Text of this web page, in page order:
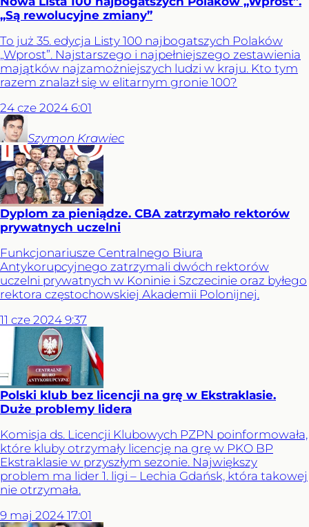
„Są rewolucyjne zmiany”
To już 35. edycja Listy 100 najbogatszych Polaków
„Wprost”. Najstarszego i najpełniejszego zestawienia
majątków najzamożniejszych ludzi w kraju. Kto tym
razem znalazł się w elitarnym gronie 100?
24 cze 2024 6:01
Szymon Krawiec
Dyplom za pieniądze. CBA zatrzymało rektorów
prywatnych uczelni
Funkcjonariusze Centralnego Biura
Antykorupcyjnego zatrzymali dwóch rektorów
uczelni prywatnych w Koninie i Szczecinie oraz byłego
rektora częstochowskiej Akademii Polonijnej.
11 cze 2024 9:37
Polski klub bez licencji na grę w Ekstraklasie.
Duże problemy lidera
Komisja ds. Licencji Klubowych PZPN poinformowała,
które kluby otrzymały licencję na grę w PKO BP
Ekstraklasie w przyszłym sezonie. Największy
problem ma lider 1. ligi – Lechia Gdańsk, która takowej
nie otrzymała.
9 maj 2024 17:01